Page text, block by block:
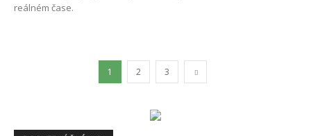
reálném čase.
1 2 3